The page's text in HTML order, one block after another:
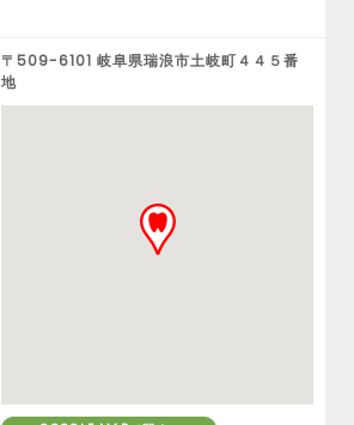
〒509-6101 岐阜県瑞浪市土岐町４４５番
地